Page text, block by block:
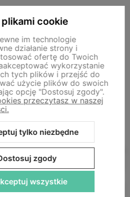
- sklep plastyczny
ul. Kazimierza Wielkiego 29a, 50-077
Uphagena 19, 80-237 Gdańsk NIP:
5840152571
| Tel.:781350938
Szablon Shoper Modern 3.0™
GrowCommerce
cookie
im technologie
działanie strony i
ofertę do Twoich
wykorzystanie
tych plików i przejść do
użycie plików do swoich
opcję "Dostosuj zgody".
przeczytasz w naszej
tylko niezbędne
zgody
wszystkie